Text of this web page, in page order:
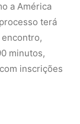
a América
terá
minutos,
inscrições